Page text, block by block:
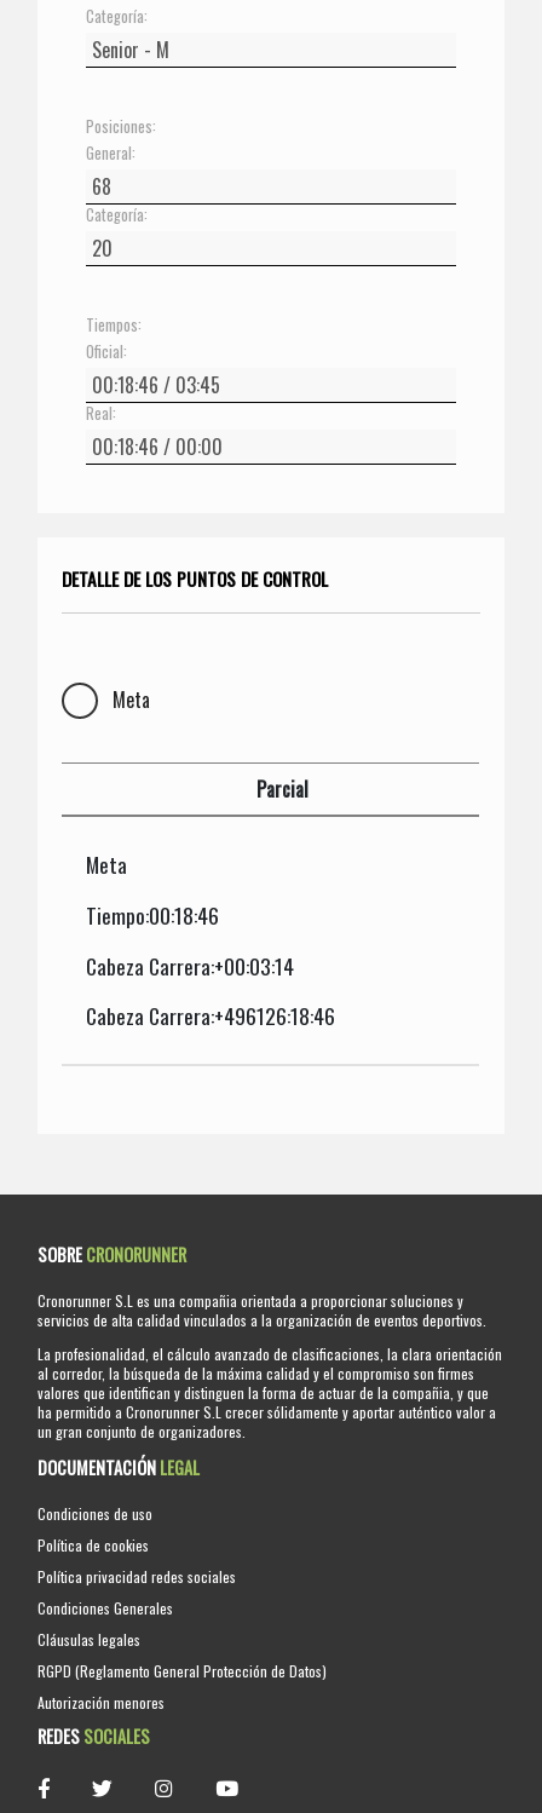
Categoría:
Posiciones:
General:
Categoría:
Tiempos:
Oficial:
Real:
DETALLE DE LOS PUNTOS DE CONTROL
Meta
Parcial
Meta
Tiempo:00:18:46
Cabeza Carrera:+00:03:14
Cabeza Carrera:+496126:18:46
SOBRECRONORUNNER
Cronorunner S.L es una compañia orientada a proporcionar soluciones y
servicios de alta calidad vinculados a la organización de eventos deportivos.
La profesionalidad, el cálculo avanzado de clasificaciones, la clara orientación
al corredor, la búsqueda de la máxima calidad y el compromiso son firmes
valores que identifican y distinguen la forma de actuar de la compañia, y que
ha permitido a Cronorunner S.L crecer sólidamente y aportar auténtico valor a
un gran conjunto de organizadores.
DOCUMENTACIÓNLEGAL
Condiciones de uso
Política de cookies
Política privacidad redes sociales
Condiciones Generales
Cláusulas legales
RGPD (Reglamento General Protección de Datos)
Autorización menores
REDESSOCIALES